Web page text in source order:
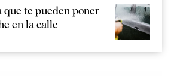
que te pueden poner
en la calle